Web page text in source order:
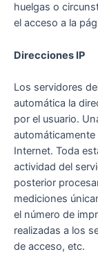
huelgas o
el acceso a la
Direcciones IP
Los servidores
automática la
por el usuario.
Internet. Toda
actividad del
posterior
mediciones
el número de
realizadas a los
de acceso, etc.